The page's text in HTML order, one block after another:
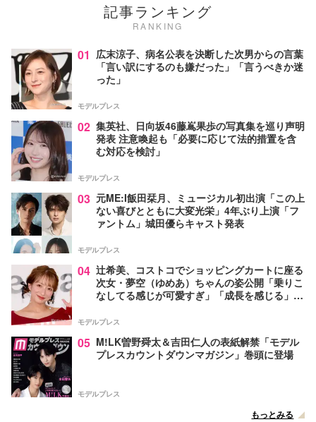
記事ランキング
RANKING
01 広末涼子、病名公表を決断した次男からの言葉
「言い訳にするのも嫌だった」「言うべきか迷
った」
モデルプレス
02 集英社、日向坂46藤嶌果歩の写真集を巡り声明
発表 注意喚起も「必要に応じて法的措置を含
む対応を検討」
モデルプレス
03 元ME:I飯田栞月、ミュージカル初出演「この上
ない喜びとともに大変光栄」4年ぶり上演「フ
ァントム」城田優らキャスト発表
モデルプレス
04 辻希美、コストコでショッピングカートに座る
次女・夢空（ゆめあ）ちゃんの姿公開「乗りこ
なしてる感じが可愛すぎ」「成長を感じる」の
モデルプレス
05 M!LK曽野舜太＆吉田仁人の表紙解禁「モデル
プレスカウントダウンマガジン」巻頭に登場
モデルプレス
もっとみる